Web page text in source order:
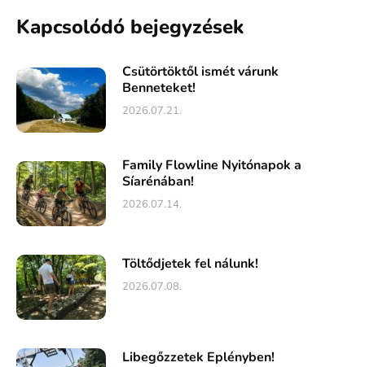
Kapcsolódó bejegyzések
Csütörtöktől ismét várunk
Benneteket!
2026.07.21.
Family Flowline Nyitónapok a
Síarénában!
2026.07.14.
Töltődjetek fel nálunk!
2026.07.08.
Libegőzzetek Eplényben!